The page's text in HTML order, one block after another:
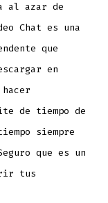
al azar de
Chat es una
que
en
de tiempo de
siempre
que es un
tus